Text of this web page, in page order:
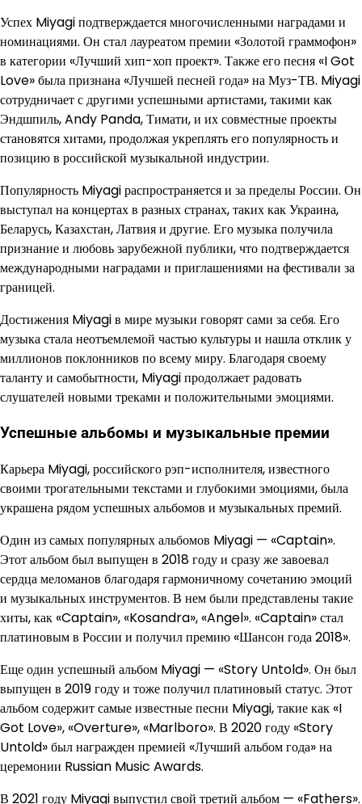
Успех Miyagi подтверждается многочисленными наградами и
номинациями. Он стал лауреатом премии «Золотой граммофон»
в категории «Лучший хип-хоп проект». Также его песня «I Got
Love» была признана «Лучшей песней года» на Муз-ТВ. Miyagi
сотрудничает с другими успешными артистами, такими как
Эндшпиль, Andy Panda, Тимати, и их совместные проекты
становятся хитами, продолжая укреплять его популярность и
позицию в российской музыкальной индустрии.
Популярность Miyagi распространяется и за пределы России. Он
выступал на концертах в разных странах, таких как Украина,
Беларусь, Казахстан, Латвия и другие. Его музыка получила
признание и любовь зарубежной публики, что подтверждается
международными наградами и приглашениями на фестивали за
границей.
Достижения Miyagi в мире музыки говорят сами за себя. Его
музыка стала неотъемлемой частью культуры и нашла отклик у
миллионов поклонников по всему миру. Благодаря своему
таланту и самобытности, Miyagi продолжает радовать
слушателей новыми треками и положительными эмоциями.
Успешные альбомы и музыкальные премии
Карьера Miyagi, российского рэп-исполнителя, известного
своими трогательными текстами и глубокими эмоциями, была
украшена рядом успешных альбомов и музыкальных премий.
Один из самых популярных альбомов Miyagi — «Captain».
Этот альбом был выпущен в 2018 году и сразу же завоевал
сердца меломанов благодаря гармоничному сочетанию эмоций
и музыкальных инструментов. В нем были представлены такие
хиты, как «Captain», «Kosandra», «Angel». «Captain» стал
платиновым в России и получил премию «Шансон года 2018».
Еще один успешный альбом Miyagi — «Story Untold». Он был
выпущен в 2019 году и тоже получил платиновый статус. Этот
альбом содержит самые известные песни Miyagi, такие как «I
Got Love», «Overture», «Marlboro». В 2020 году «Story
Untold» был награжден премией «Лучший альбом года» на
церемонии Russian Music Awards.
В 2021 году Miyagi выпустил свой третий альбом — «Fathers».